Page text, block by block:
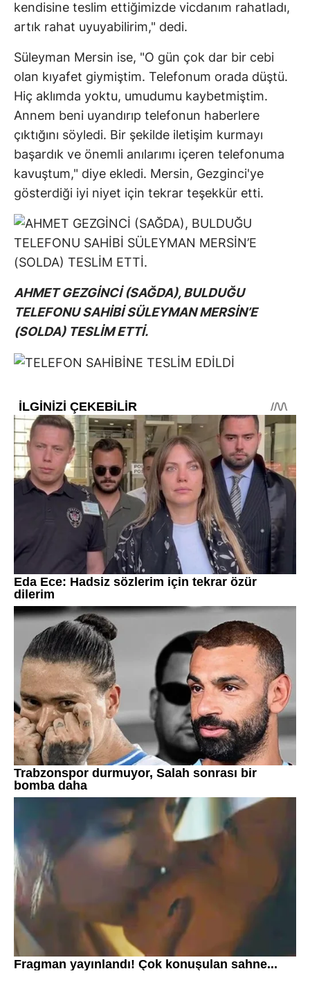
kendisine teslim ettiğimizde vicdanım rahatladı,
artık rahat uyuyabilirim," dedi.
Süleyman Mersin ise, "O gün çok dar bir cebi
olan kıyafet giymiştim. Telefonum orada düştü.
Hiç aklımda yoktu, umudumu kaybetmiştim.
Annem beni uyandırıp telefonun haberlere
çıktığını söyledi. Bir şekilde iletişim kurmayı
başardık ve önemli anılarımı içeren telefonuma
kavuştum," diye ekledi. Mersin, Gezginci'ye
gösterdiği iyi niyet için tekrar teşekkür etti.
AHMET GEZGİNCİ (SAĞDA), BULDUĞU
TELEFONU SAHİBİ SÜLEYMAN MERSİN’E
(SOLDA) TESLİM ETTİ.